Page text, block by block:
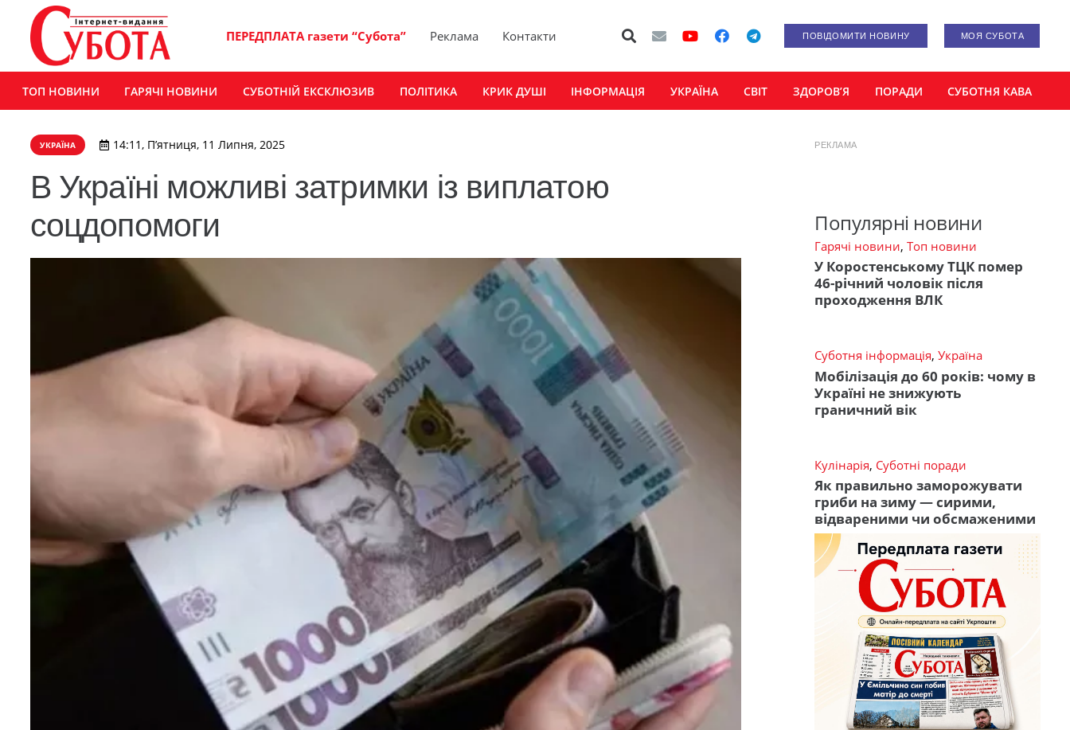
ПЕРЕДПЛАТА газети “Субота” Реклама Контакти ПОВІДОМИТИ НОВИНУ МОЯ СУБОТА
ТОП НОВИНИ ГАРЯЧІ НОВИНИ СУБОТНІЙ ЕКСКЛЮЗИВ ПОЛІТИКА КРИК ДУШІ ІНФОРМАЦІЯ УКРАЇНА СВІТ ЗДОРОВ’Я ПОРАДИ СУБОТНЯ КАВА
УКРАЇНА 14:11, П’ятниця, 11 Липня, 2025
В Україні можливі затримки із виплатою
соцдопомоги
РЕКЛАМА
Популярні новини
Гарячі новини, Топ новини
У Коростенському ТЦК помер
46-річний чоловік після
проходження ВЛК
Суботня інформація, Україна
Мобілізація до 60 років: чому в
Україні не знижують
граничний вік
Кулінарія, Суботні поради
Як правильно заморожувати
гриби на зиму — сирими,
відвареними чи обсмаженими